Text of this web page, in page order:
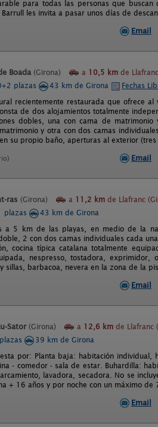
para todas las personas que
les invita a pasar unos días de
Email
Boada (Girona) a 10,5 km de
plazas 43 km de Girona
Fechas
recientemente restaurada que ofrece
de dos alojamientos totalmente
dobles, una con cama de
y otra con dos camas
su propio baño, aperturas al exterior
Email
ras (Girona) a 11,2 km de Llafranc
plazas
43 km de Girona
a 5 km de las playas, en medio de la
2 con dos camas individuales cada
cocina típica catalana totalmente
nespresso, tostadora,
sillas, barbacoa, nevera en la zona de la
Email
Sator (Girona) a 12,6 km de Llafranc
39 km de Girona
por: Planta baja: habitación
- comedor - sala de estar. Buhardilla:
lavadora, secadora. No se
+ 16 años y por noche con un máximo de
Email